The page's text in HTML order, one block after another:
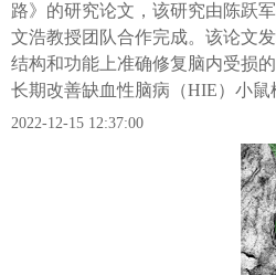
路》的研究论文，该研究由陈跃
文浩教授团队合作完成。该论文
结构和功能上准确修复脑内受损
长期改善缺血性脑病（HIE）小鼠
2022-12-15 12:37:00